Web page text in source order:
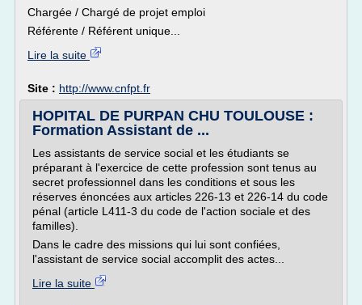
Chargée / Chargé de projet emploi
Référente / Référent unique...
Lire la suite
Site : http://www.cnfpt.fr
HOPITAL DE PURPAN CHU TOULOUSE :
Formation Assistant de ...
Les assistants de service social et les étudiants se
préparant à l'exercice de cette profession sont tenus au
secret professionnel dans les conditions et sous les
réserves énoncées aux articles 226-13 et 226-14 du code
pénal (article L411-3 du code de l'action sociale et des
familles).
Dans le cadre des missions qui lui sont confiées,
l'assistant de service social accomplit des actes...
Lire la suite